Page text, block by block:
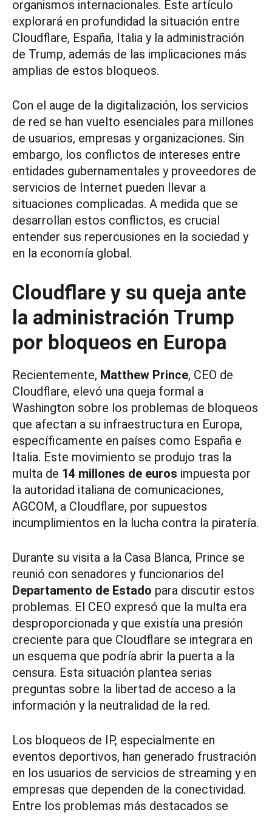
organismos internacionales. Este artículo
explorará en profundidad la situación entre
Cloudflare, España, Italia y la administración
de Trump, además de las implicaciones más
amplias de estos bloqueos.
Con el auge de la digitalización, los servicios
de red se han vuelto esenciales para millones
de usuarios, empresas y organizaciones. Sin
embargo, los conflictos de intereses entre
entidades gubernamentales y proveedores de
servicios de Internet pueden llevar a
situaciones complicadas. A medida que se
desarrollan estos conflictos, es crucial
entender sus repercusiones en la sociedad y
en la economía global.
Cloudflare y su queja ante
la administración Trump
por bloqueos en Europa
Recientemente, Matthew Prince, CEO de
Cloudflare, elevó una queja formal a
Washington sobre los problemas de bloqueos
que afectan a su infraestructura en Europa,
específicamente en países como España e
Italia. Este movimiento se produjo tras la
multa de 14 millones de euros impuesta por
la autoridad italiana de comunicaciones,
AGCOM, a Cloudflare, por supuestos
incumplimientos en la lucha contra la piratería.
Durante su visita a la Casa Blanca, Prince se
reunió con senadores y funcionarios del
Departamento de Estado para discutir estos
problemas. El CEO expresó que la multa era
desproporcionada y que existía una presión
creciente para que Cloudflare se integrara en
un esquema que podría abrir la puerta a la
censura. Esta situación plantea serias
preguntas sobre la libertad de acceso a la
información y la neutralidad de la red.
Los bloqueos de IP, especialmente en
eventos deportivos, han generado frustración
en los usuarios de servicios de streaming y en
empresas que dependen de la conectividad.
Entre los problemas más destacados se